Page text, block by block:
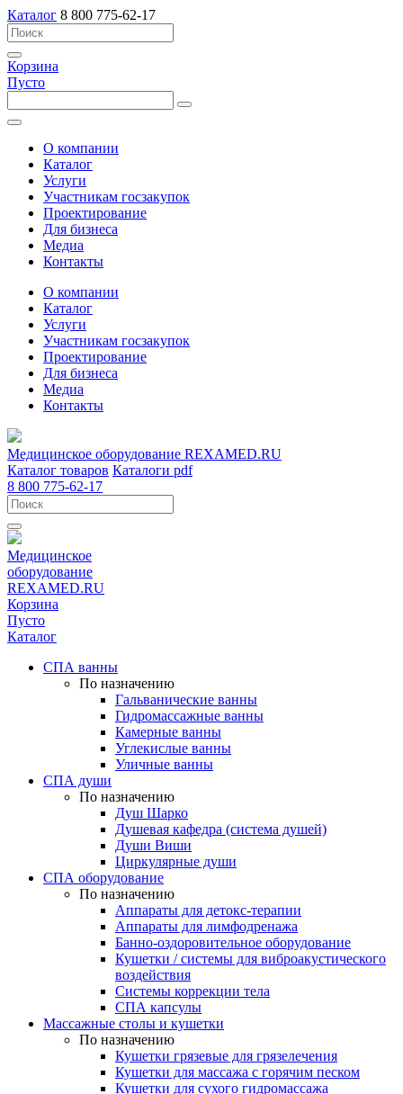
Каталог 8 800 775-62-17
Корзина
Пусто
О компании
Каталог
Услуги
Участникам госзакупок
Проектирование
Для бизнеса
Медиа
Контакты
О компании
Каталог
Услуги
Участникам госзакупок
Проектирование
Для бизнеса
Медиа
Контакты
Медицинское оборудование REXAMED.RU
Каталог товаров Каталоги pdf
8 800 775-62-17
Медицинское
оборудование
REXAMED.RU
Корзина
Пусто
Каталог
СПА ванны
По назначению
Гальванические ванны
Гидромассажные ванны
Камерные ванны
Углекислые ванны
Уличные ванны
СПА души
По назначению
Душ Шарко
Душевая кафедра (система душей)
Души Виши
Циркулярные души
СПА оборудование
По назначению
Аппараты для детокс-терапии
Аппараты для лимфодренажа
Банно-оздоровительное оборудование
Кушетки / системы для виброакустического
воздействия
Системы коррекции тела
СПА капсулы
Массажные столы и кушетки
По назначению
Кушетки грязевые для грязелечения
Кушетки для массажа с горячим песком
Кушетки для сухого гидромассажа